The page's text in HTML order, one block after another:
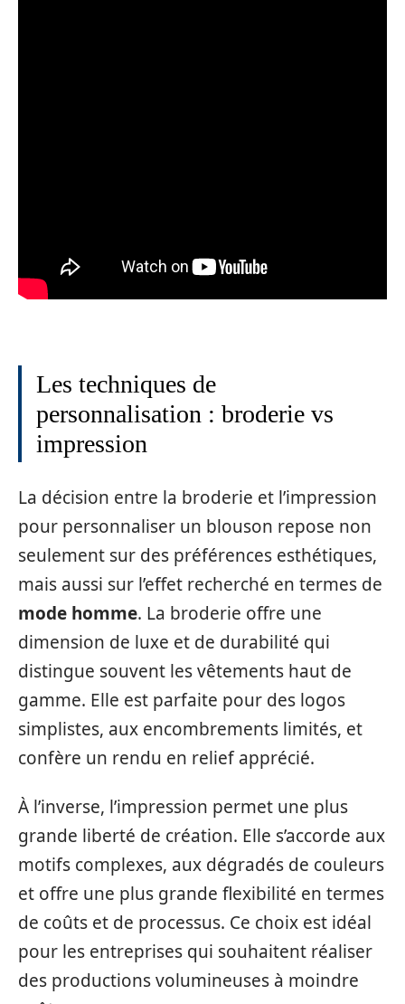
Les techniques de
personnalisation : broderie vs
impression
La décision entre la broderie et l’impression
pour personnaliser un blouson repose non
seulement sur des préférences esthétiques,
mais aussi sur l’effet recherché en termes de
mode homme. La broderie offre une
dimension de luxe et de durabilité qui
distingue souvent les vêtements haut de
gamme. Elle est parfaite pour des logos
simplistes, aux encombrements limités, et
confère un rendu en relief apprécié.
À l’inverse, l’impression permet une plus
grande liberté de création. Elle s’accorde aux
motifs complexes, aux dégradés de couleurs
et offre une plus grande flexibilité en termes
de coûts et de processus. Ce choix est idéal
pour les entreprises qui souhaitent réaliser
des productions volumineuses à moindre